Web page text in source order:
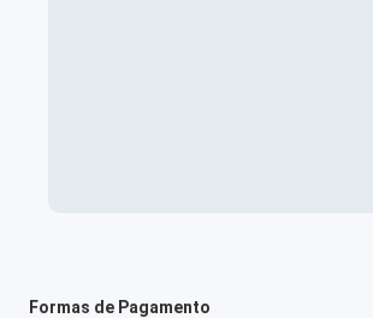
Formas de Pagamento